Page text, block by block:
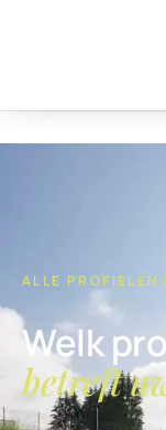
ALLE PROFIELEN
Welk
betreft